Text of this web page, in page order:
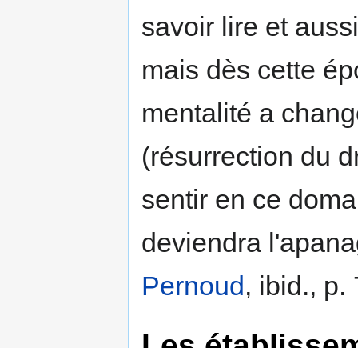
savoir lire et
mais dès cette
mentalité a
(résurrection du
sentir en ce
deviendra
Pernoud, ibid., p.